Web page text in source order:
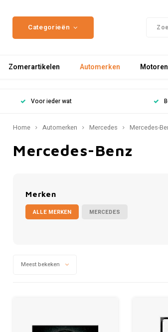
Categorieën
Zomerartikelen Automerken Motoren
Voor ieder wat
Home Automerken Mercedes Mercedes-
Mercedes-Benz
Merken
ALLE MERKEN MERCEDES
Meest bekeken